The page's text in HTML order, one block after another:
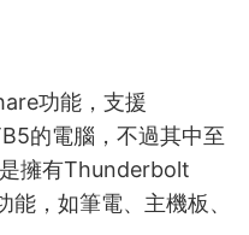
功能，支援
的電腦，不過其中至
擁有Thunderbolt
，如筆電、主機板、